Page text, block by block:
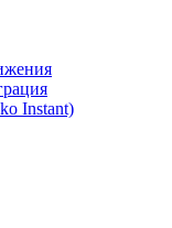
Instant)